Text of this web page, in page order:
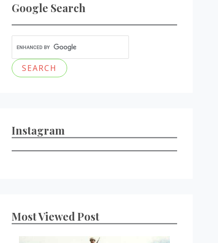
Google Search
Instagram
Most Viewed Post